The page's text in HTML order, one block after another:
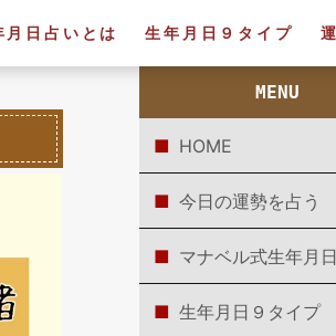
月日占いとは 生年月日９タイプ
MENU
HOME
今日の運勢を占う
マナベル式生年月
生年月日９タイプ